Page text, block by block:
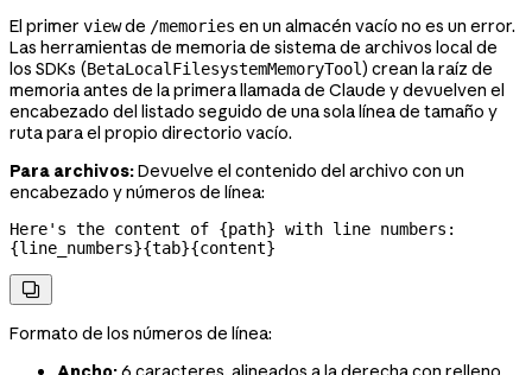
El primer viewde /memories en un almacén vacío no es un error.
Las herramientas de memoria de sistema de archivos local de
los SDKs (BetaLocalFilesystemMemoryTool) crean la raíz de
memoria antes de la primera llamada de Claude y devuelven el
encabezado del listado seguido de una sola línea de tamaño y
ruta para el propio directorio vacío.
Para archivos:Devuelve el contenido del archivo con un
encabezado y números de línea:
Here's the content of {path} with line numbers:
{line_numbers}{tab}{content}

Formato de los números de línea: